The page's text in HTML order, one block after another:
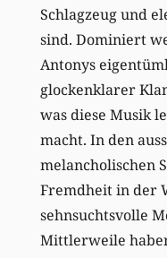
Schlagzeug und
sind. Dominiert
Antonys
glockenklarer
was diese Musik
macht. In den
melancholischen
Fremdheit in der
sehnsuchtsvolle
Mittlerweile